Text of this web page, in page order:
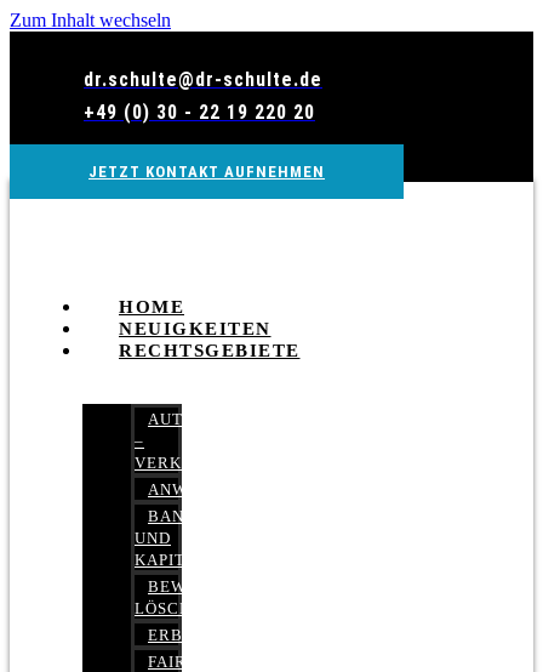
Zum Inhalt wechseln
dr.schulte@dr-schulte.de
+49 (0) 30 - 22 19 220 20
JETZT KONTAKT AUFNEHMEN
HOME
NEUIGKEITEN
RECHTSGEBIETE
AUTOBETRUG
–
VERKEHRSRECHT
ANWALTSHAFTUNGSRECHT
BANK-
UND
KAPITALMARKTRECHT
BEWERTUNGEN
LÖSCHEN
ERBRECHT
FAIRMIETEN